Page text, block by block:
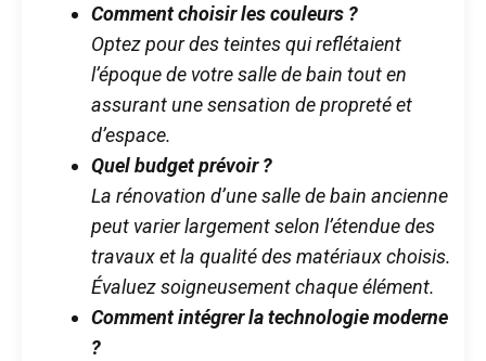
Comment choisir les couleurs ?
Optez pour des teintes qui reflétaient
l’époque de votre salle de bain tout en
assurant une sensation de propreté et
d’espace.
Quel budget prévoir ?
La rénovation d’une salle de bain ancienne
peut varier largement selon l’étendue des
travaux et la qualité des matériaux choisis.
Évaluez soigneusement chaque élément.
Comment intégrer la technologie moderne
?